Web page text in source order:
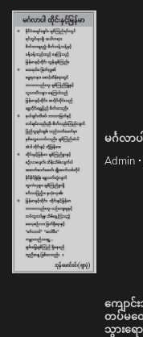
မင်္ဂလာပ
Admin
ကျောင်း
တပ်မတ
သွားရ